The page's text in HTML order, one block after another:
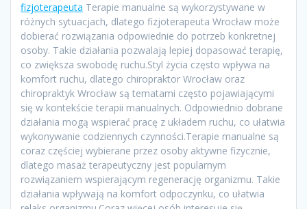
fizjoterapeuta Terapie manualne są wykorzystywane w
różnych sytuacjach, dlatego fizjoterapeuta Wrocław może
dobierać rozwiązania odpowiednie do potrzeb konkretnej
osoby. Takie działania pozwalają lepiej dopasować terapię,
co zwiększa swobodę ruchu.Styl życia często wpływa na
komfort ruchu, dlatego chiropraktor Wrocław oraz
chiropraktyk Wrocław są tematami często pojawiającymi
się w kontekście terapii manualnych. Odpowiednio dobrane
działania mogą wspierać pracę z układem ruchu, co ułatwia
wykonywanie codziennych czynności.Terapie manualne są
coraz częściej wybierane przez osoby aktywne fizycznie,
dlatego masaż terapeutyczny jest popularnym
rozwiązaniem wspierającym regenerację organizmu. Takie
działania wpływają na komfort odpoczynku, co ułatwia